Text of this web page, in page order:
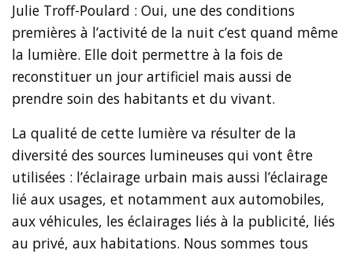
Julie Troff-Poulard : Oui, une des conditions
premières à l’activité de la nuit c’est quand même
la lumière. Elle doit permettre à la fois de
reconstituer un jour artificiel mais aussi de
prendre soin des habitants et du vivant.
La qualité de cette lumière va résulter de la
diversité des sources lumineuses qui vont être
utilisées : l’éclairage urbain mais aussi l’éclairage
lié aux usages, et notamment aux automobiles,
aux véhicules, les éclairages liés à la publicité, liés
au privé, aux habitations. Nous sommes tous